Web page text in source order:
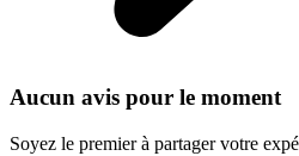
Aucun avis pour le moment
Soyez le premier à partager votre